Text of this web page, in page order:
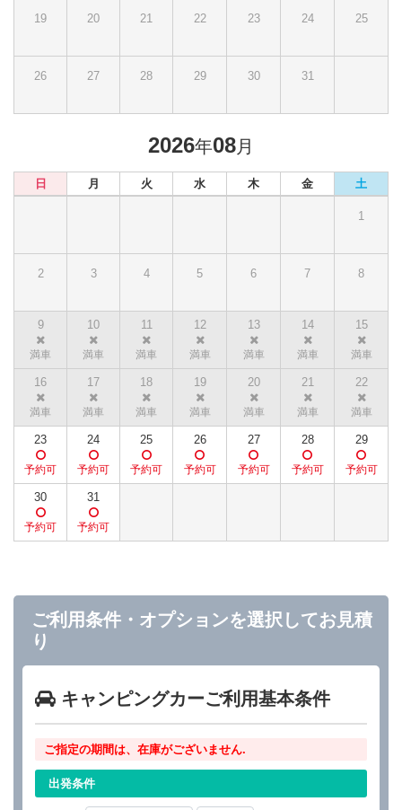
19 20 21 22 23 24 25
26 27 28 29 30 31
2026年08月
日 月 火 水 木 金 土
1
2 3 4 5 6 7 8
9 10 11 12 13 14 15
16 17 18 19 20 21 22
23 24 25 26 27 28 29
30 31
ご利用条件・オプションを選択してお見積
り
キャンピングカーご利用基本条件
ご指定の期間は、在庫がございません.
出発条件